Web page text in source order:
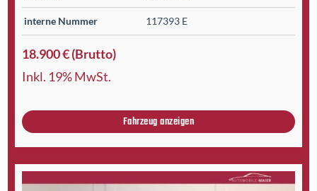
interne Nummer 117393 E
18.900 € (Brutto)
Inkl. 19% MwSt.
Fahrzeug anzeigen